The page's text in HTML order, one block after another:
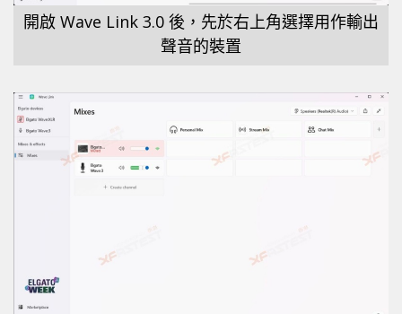
開啟 Wave Link 3.0 後，先於右上角選擇用作輸出
聲音的裝置